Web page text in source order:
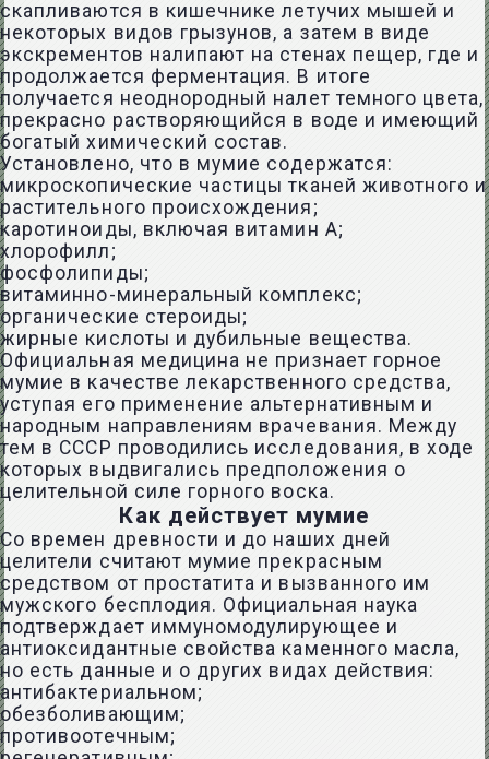
скапливаются в кишечнике летучих мышей и
некоторых видов грызунов, а затем в виде
экскрементов налипают на стенах пещер, где и
продолжается ферментация. В итоге
получается неоднородный налет темного цвета,
прекрасно растворяющийся в воде и имеющий
богатый химический состав.
Установлено, что в мумие содержатся:
микроскопические частицы тканей животного и
растительного происхождения;
каротиноиды, включая витамин А;
хлорофилл;
фосфолипиды;
витаминно-минеральный комплекс;
органические стероиды;
жирные кислоты и дубильные вещества.
Официальная медицина не признает горное
мумие в качестве лекарственного средства,
уступая его применение альтернативным и
народным направлениям врачевания. Между
тем в СССР проводились исследования, в ходе
которых выдвигались предположения о
целительной силе горного воска.
Как действует мумие
Со времен древности и до наших дней
целители считают мумие прекрасным
средством от простатита и вызванного им
мужского бесплодия. Официальная наука
подтверждает иммуномодулирующее и
антиоксидантные свойства каменного масла,
но есть данные и о других видах действия:
антибактериальном;
обезболивающим;
противоотечным;